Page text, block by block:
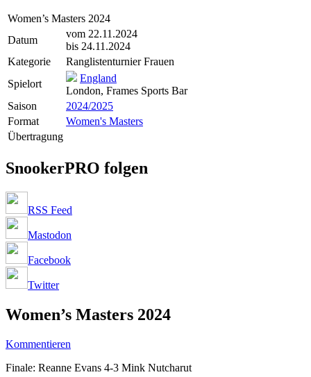
Women’s Masters 2024
Datum
vom 22.11.2024
bis 24.11.2024
Kategorie
Ranglistenturnier Frauen
Spielort
England
London, Frames Sports Bar
Saison
2024/2025
Format
Women's Masters
Übertragung
SnookerPRO folgen
RSS Feed
Mastodon
Facebook
Twitter
Women’s Masters 2024
Kommentieren
Finale: Reanne Evans 4-3 Mink Nutcharut